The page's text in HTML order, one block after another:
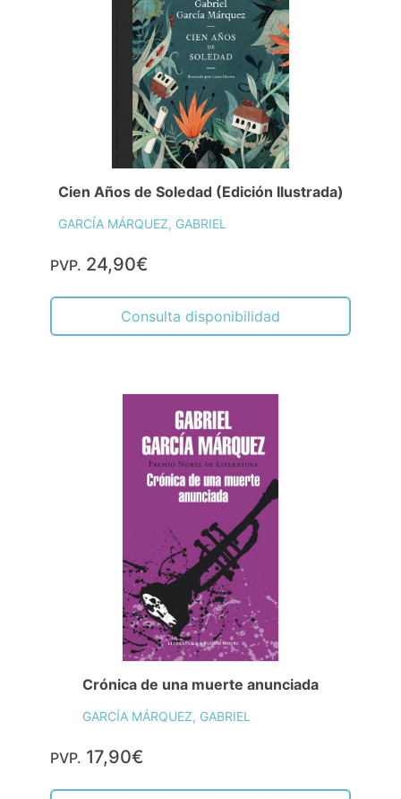
Cien Años de Soledad (Edición Ilustrada)
GARCÍA MÁRQUEZ, GABRIEL
PVP. 24,90€
Consulta disponibilidad
Crónica de una muerte anunciada
GARCÍA MÁRQUEZ, GABRIEL
PVP. 17,90€